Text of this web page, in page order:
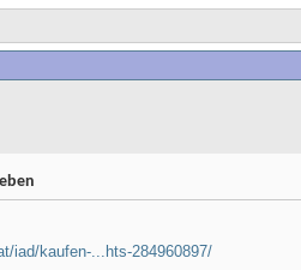
iad/kaufen-...hts-284960897/